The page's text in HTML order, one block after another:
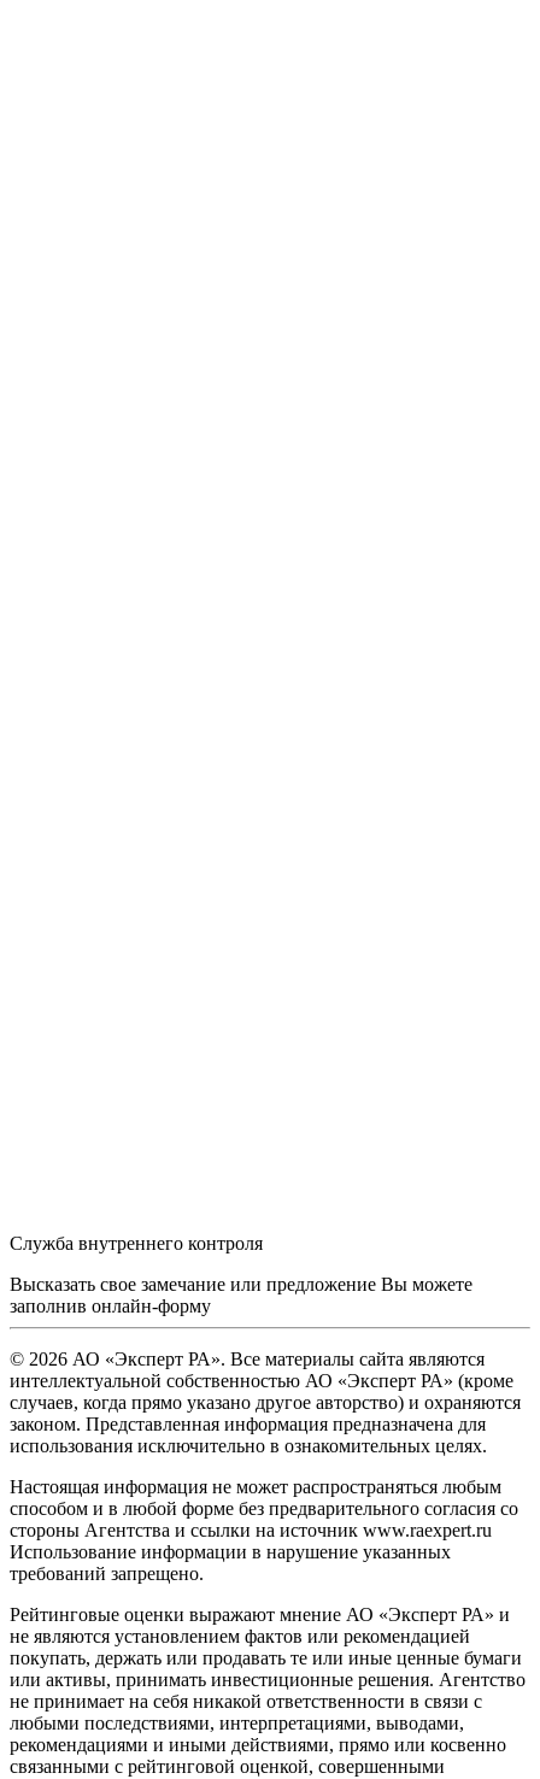
Служба внутреннего контроля
Высказать свое замечание или предложение Вы можете
заполнив онлайн-форму
© 2026 АО «Эксперт РА». Все материалы сайта являются
интеллектуальной собственностью АО «Эксперт РА» (кроме
случаев, когда прямо указано другое авторство) и охраняются
законом. Представленная информация предназначена для
использования исключительно в ознакомительных целях.
Настоящая информация не может распространяться любым
способом и в любой форме без предварительного согласия со
стороны Агентства и ссылки на источник www.raexpert.ru
Использование информации в нарушение указанных
требований запрещено.
Рейтинговые оценки выражают мнение АО «Эксперт РА» и
не являются установлением фактов или рекомендацией
покупать, держать или продавать те или иные ценные бумаги
или активы, принимать инвестиционные решения. Агентство
не принимает на себя никакой ответственности в связи с
любыми последствиями, интерпретациями, выводами,
рекомендациями и иными действиями, прямо или косвенно
связанными с рейтинговой оценкой, совершенными